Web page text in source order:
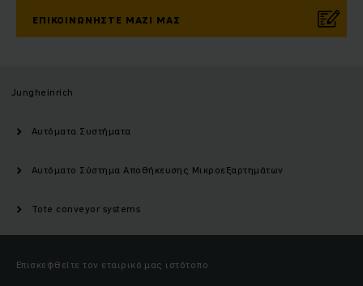
ΕΠΙΚΟΙΝΩΝΉΣΤΕ ΜΑΖΊ ΜΑΣ
Jungheinrich
Αυτόματα Συστήματα
Αυτόματο Σύστημα Αποθήκευσης Μικροεξαρτημάτων
Tote conveyor systems
Επισκεφθείτε τον εταιρικό μας ιστότοπο